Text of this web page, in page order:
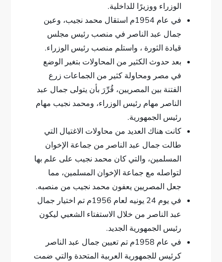
الوزراء ووزيرًا للداخلية.
في عام 1954م استقال محمد نجيب، وعين
جمال عبد الناصر في منصب رئيس مجلس
قيادة الثورة ، واستلم منصب رئيس الوزراء.
بعد حدوث الكثير من المحاولات بتغير الوضع
في مصر ومحاولة كثير من الجماعات زرع
الفتنة بين المصريين، قُرِّرَ بأن يتولى جمال عبد
الناصر مهام رئيس الوزراء، ومحمد نجيب مهام
رئيس الجمهورية.
كانت هناك العديد من محاولات الاغتيال التي
طالت جمال عبد الناصر من جماعة الإخوان
المسلمين، والتي كان محمد نجيب على علم بها
لتواصله مع جماعة الإخوان المسلمين، مما
جعل المصريين يعفون محمد نجيب من منصبه.
في يوم 24 يونيه لعام 1956م تم اختيار جمال
عبد الناصر من خلال الاستفتاء الشعبي ليكون
رئيس الجمهورية الجديد.
في عام 1958م تم تعيين جمال عبد الناصر
كرئيس للجمهورية العربية المتحدة والتي ضمت